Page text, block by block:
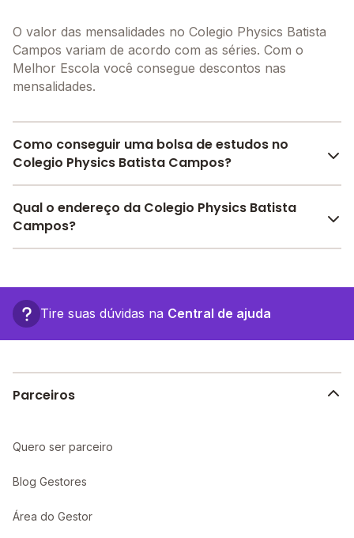
O valor das mensalidades no Colegio Physics Batista
Campos variam de acordo com as séries. Com o
Melhor Escola você consegue descontos nas
mensalidades.
Como conseguir uma bolsa de estudos no
Colegio Physics Batista Campos?
Pesquise bolsas disponíveis no Melhor Escola e
encontre o melhor desconto para você.
Qual o endereço da Colegio Physics Batista
Campos?
PA.
Tire suas dúvidas na Central de ajuda
Parceiros
Quero ser parceiro
Blog Gestores
Área do Gestor